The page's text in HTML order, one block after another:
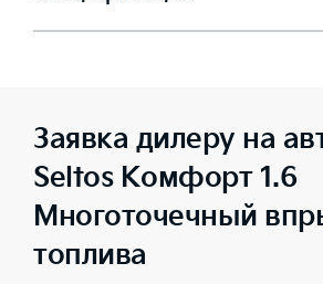
Заявка дилеру на
Seltos Комфорт 1.6
Многоточечный
топлива